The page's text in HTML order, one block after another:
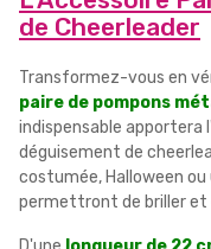
de Cheerleader
Transformez-vous en
paire de pompons
indispensable
déguisement de
costumée, Halloween
permettront de briller et